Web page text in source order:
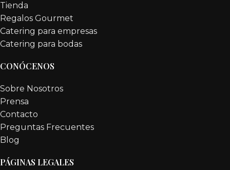
Tienda
Regalos Gourmet
Catering para empresas
Catering para bodas
CONÓCENOS
Sobre Nosotros
Prensa
Contacto
Preguntas Frecuentes
Blog
PÁGINAS LEGALES